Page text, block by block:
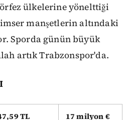
ülkelerine yönelttiği
manşetlerin altındaki
Sporda günün büyük
artık Trabzonspor'da.
TL 17 milyon €